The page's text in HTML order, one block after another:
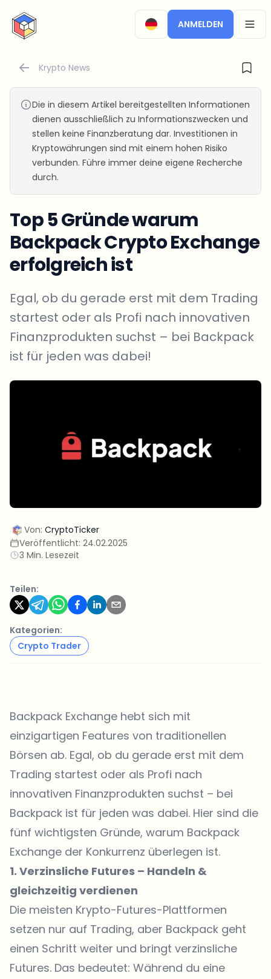
CryptoTicker
ANMELDEN
Krypto News
Die in diesem Artikel bereitgestellten Informationen
dienen ausschließlich zu Informationszwecken und
stellen keine Finanzberatung dar. Investitionen in
Kryptowährungen sind mit einem hohen Risiko
verbunden. Führe immer deine eigene Recherche
durch.
Top 5 Gründe warum
Backpack Crypto Exchange
erfolgreich ist
Egal, ob du gerade erst mit dem Trading
startest oder als Profi nach innovativen
Finanzprodukten suchst – bei Backpack
ist für jeden was dabei!
Von: CryptoTicker
Veröffentlicht: 24.02.2025
3 Min. Lesezeit
Teilen:
Kategorien:
Crypto Trader
Backpack Exchange hebt sich mit
einzigartigen Features von traditionellen
Börsen ab. Egal, ob du gerade erst mit dem
Trading startest oder als Profi nach
innovativen Finanzprodukten suchst – bei
Backpack ist für jeden was dabei. Hier sind die
fünf wichtigsten Gründe, warum Backpack
Exchange der Konkurrenz überlegen ist.
1. Verzinsliche Futures – Handeln &
gleichzeitig verdienen
Die meisten Krypto-Futures-Plattformen
setzen nur auf Trading, aber Backpack geht
einen Schritt weiter und bringt verzinsliche
Futures. Das bedeutet: Während du eine